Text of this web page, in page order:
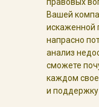
Вашей
искаженной
напрасно
анализ
сможете
каждом
и поддержку